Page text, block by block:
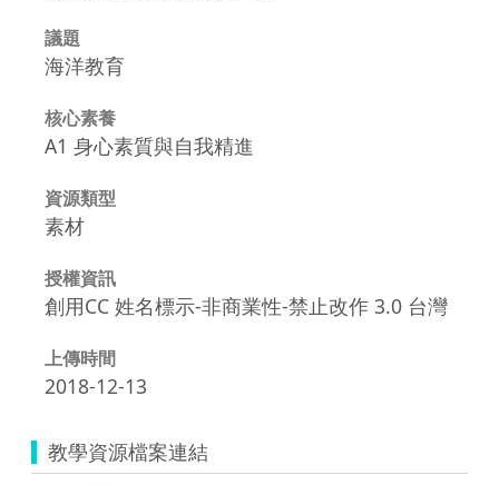
議題
海洋教育
核心素養
A1 身心素質與自我精進
資源類型
素材
授權資訊
創用CC 姓名標示-非商業性-禁止改作 3.0 台灣
上傳時間
2018-12-13
教學資源檔案連結